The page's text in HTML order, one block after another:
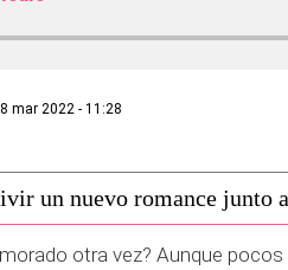
mar 2022 - 11:28
un nuevo romance junto
otra vez? Aunque